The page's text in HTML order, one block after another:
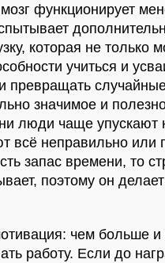
функционирует
которая не только
учиться и
превращать
значимое и
люди чаще упускают
всё неправильно или
запас времени, то
поэтому он
чем больше
работу. Если до